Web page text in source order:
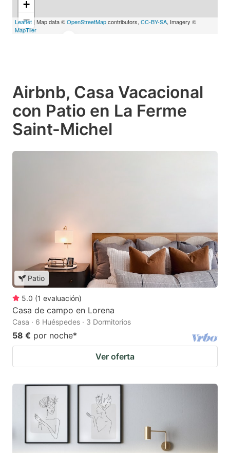
+
−
Leaflet | Map data ©OpenStreetMapcontributors, CC-BY-SA, Imagery ©
MapTiler
Airbnb, Casa Vacacional
con Patio en La Ferme
Saint-Michel
Patio
5.0 (1 evaluación)
Casa de campo en Lorena
Casa · 6 Huéspedes · 3 Dormitorios
58 € por noche*
Ver oferta